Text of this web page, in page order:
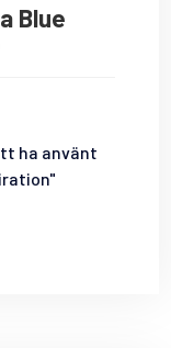
Blue
ha använt